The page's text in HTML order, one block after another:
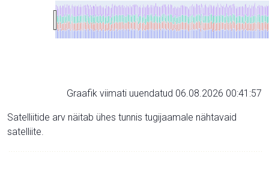
Graafik viimati uuendatud 06.08.2026 00:41:57
Satelliitide arv näitab ühes tunnis tugijaamale nähtavaid
satelliite.